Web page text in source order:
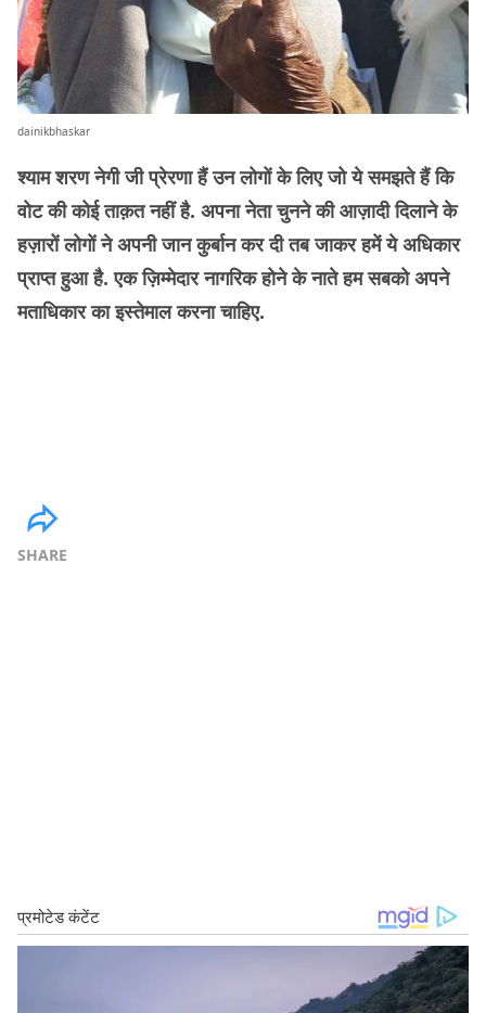
dainikbhaskar
श्याम शरण नेगी जी प्रेरणा हैं उन लोगों के लिए जो ये समझते हैं कि
वोट की कोई ताक़त नहीं है. अपना नेता चुनने की आज़ादी दिलाने के
हज़ारों लोगों ने अपनी जान कुर्बान कर दी तब जाकर हमें ये अधिकार
प्राप्त हुआ है. एक ज़िम्मेदार नागरिक होने के नाते हम सबको अपने
मताधिकार का इस्तेमाल करना चाहिए.
SHARE